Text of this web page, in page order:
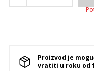
Proizvod je
vratiti u roku od